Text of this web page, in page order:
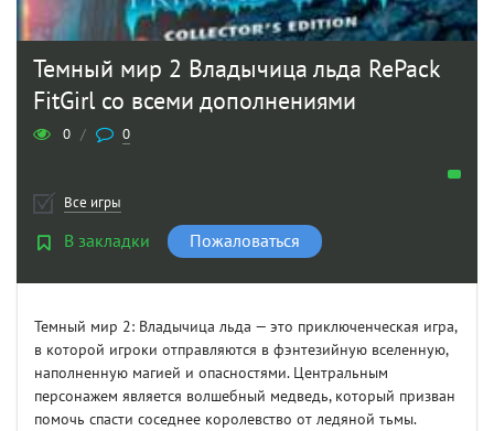
Темный мир 2 Владычица льда RePack
FitGirl со всеми дополнениями
0 / 0
Все игры
В закладки Пожаловаться
Темный мир 2: Владычица льда — это приключенческая игра,
в которой игроки отправляются в фэнтезийную вселенную,
наполненную магией и опасностями. Центральным
персонажем является волшебный медведь, который призван
помочь спасти соседнее королевство от ледяной тьмы.